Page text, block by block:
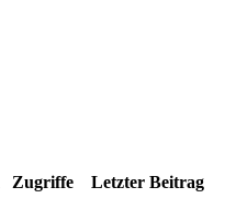
Zugriffe Letzter Beitrag